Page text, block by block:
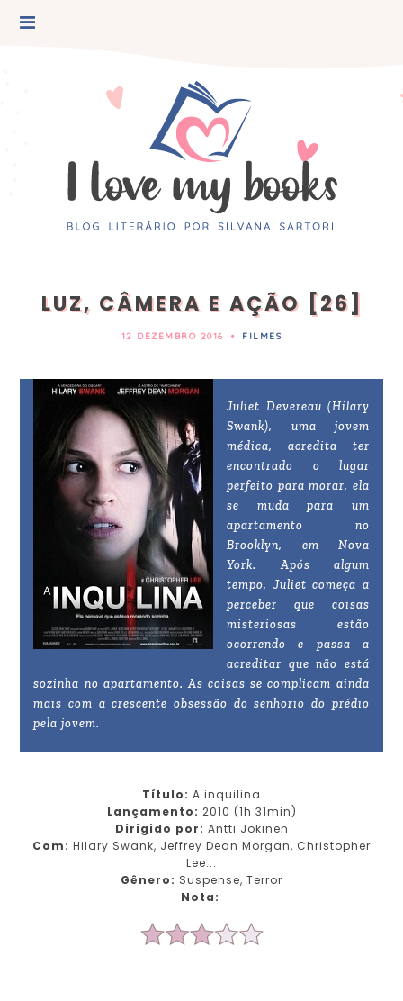
LUZ, CÂMERA E AÇÃO [26]
12 DEZEMBRO 2016 • FILMES
Juliet Devereau (Hilary
Swank), uma jovem
médica, acredita ter
encontrado o lugar
perfeito para morar, ela
se muda para um
apartamento no
Brooklyn, em Nova
York. Após algum
tempo, Juliet começa a
perceber que coisas
misteriosas estão
ocorrendo e passa a
acreditar que não está
sozinha no apartamento. As coisas se complicam ainda
mais com a crescente obsessão do senhorio do prédio
pela jovem.
Título: A inquilina
Lançamento: 2010 (1h 31min)
Dirigido por: Antti Jokinen
Com: Hilary Swank, Jeffrey Dean Morgan, Christopher
Lee...
Gênero: Suspense, Terror
Nota: